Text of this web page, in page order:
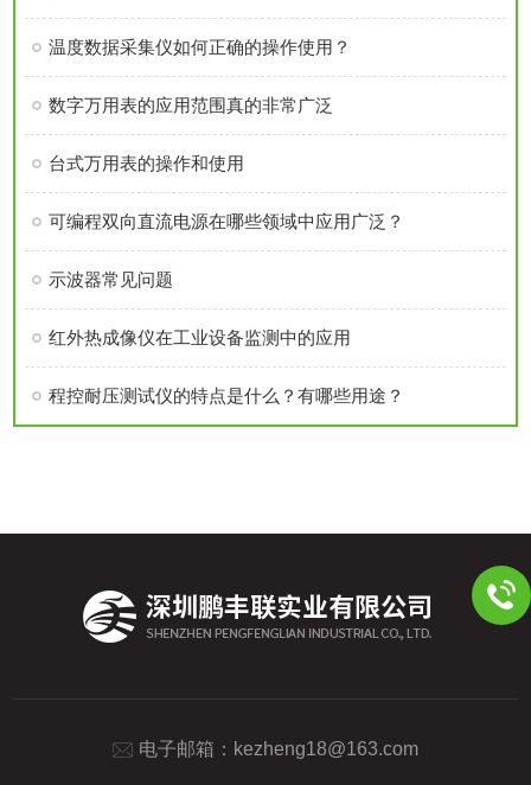
温度数据采集仪如何正确的操作使用？
数字万用表的应用范围真的非常广泛
台式万用表的操作和使用
可编程双向直流电源在哪些领域中应用广泛？
示波器常见问题
红外热成像仪在工业设备监测中的应用
程控耐压测试仪的特点是什么？有哪些用途？
电子邮箱： kezheng18@163.com